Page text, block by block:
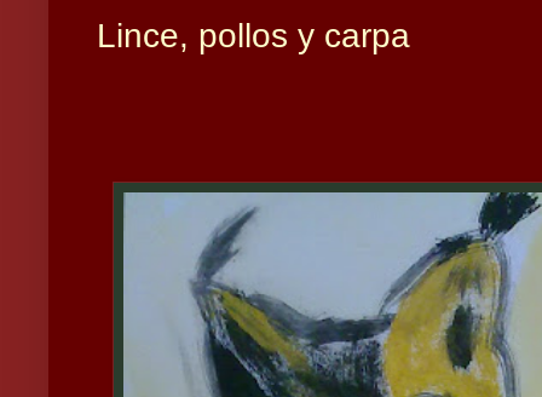
Lince, pollos y carpa